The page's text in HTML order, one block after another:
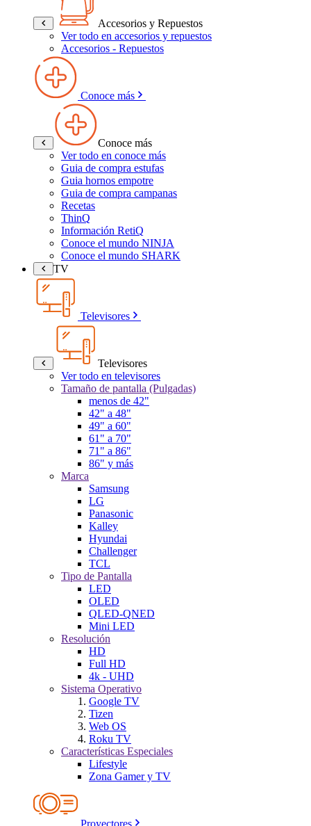
Accesorios y Repuestos
Ver todo en accesorios y repuestos
Accesorios - Repuestos
Conoce más
Conoce más
Ver todo en conoce más
Guia de compra estufas
Guia hornos empotre
Guia de compra campanas
Recetas
ThinQ
Información RetiQ
Conoce el mundo NINJA
Conoce el mundo SHARK
TV
Televisores
Televisores
Ver todo en televisores
Tamaño de pantalla (Pulgadas)
menos de 42"
42" a 48"
49" a 60"
61" a 70"
71" a 86"
86" y más
Marca
Samsung
LG
Panasonic
Kalley
Hyundai
Challenger
TCL
Tipo de Pantalla
LED
OLED
QLED-QNED
Mini LED
Resolución
HD
Full HD
4k - UHD
Sistema Operativo
Google TV
Tizen
Web OS
Roku TV
Características Especiales
Lifestyle
Zona Gamer y TV
Proyectores